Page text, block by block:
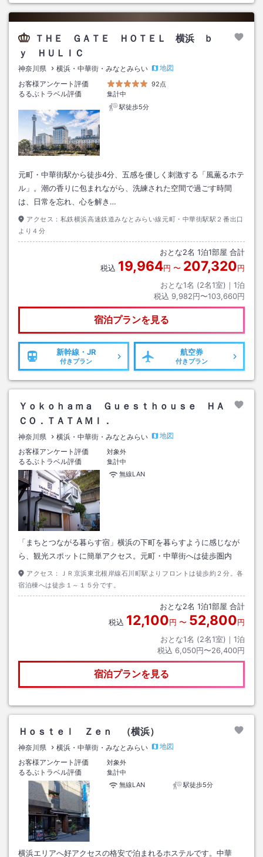
ＴＨＥ ＧＡＴＥ ＨＯＴＥＬ 横浜 ｂ
ｙ ＨＵＬＩＣ
神奈川県 横浜・中華街・みなとみらい
地図
お客様アンケート評価
92点
るるぶトラベル評価
集計中
駅徒歩5分
元町・中華街駅から徒歩4分、五感を優しく刺激する「風薫るホテ
ル」。潮の香りに包まれながら、洗練された空間で過ごす時間
は、日常を忘れ、心を解き…
アクセス： 私鉄横浜高速鉄道みなとみらい線元町・中華街駅駅２番出口
より４分
おとな2名 1泊1部屋 合計
税込 19,964円 〜 207,320円
おとな1名 (2名1室)｜ 1泊
税込 9,982円〜103,660円
宿泊プランを見る
新幹線・JR
付きプラン
航空券
付きプラン
Ｙｏｋｏｈａｍａ Ｇｕｅｓｔｈｏｕｓｅ ＨＡ
ＣＯ．ＴＡＴＡＭＩ．
神奈川県 横浜・中華街・みなとみらい
地図
お客様アンケート評価
対象外
るるぶトラベル評価
集計中
無線LAN
「まちとつながる暮らす宿」横浜の下町を暮らすように感じなが
ら、観光スポットに簡単アクセス。元町・中華街へは徒歩圏内
アクセス：
ＪＲ京浜東北根岸線石川町駅よりフロントは徒歩約２分。各
宿泊棟へは徒歩１～１５分です。
おとな2名 1泊1部屋 合計
税込 12,100円 〜 52,800円
おとな1名 (2名1室)｜ 1泊
税込 6,050円〜26,400円
宿泊プランを見る
Ｈｏｓｔｅｌ Ｚｅｎ （横浜）
神奈川県 横浜・中華街・みなとみらい
地図
お客様アンケート評価
対象外
るるぶトラベル評価
集計中
無線LAN
駅徒歩5分
横浜エリアへ好アクセスの格安で泊まれるホステルです。中華